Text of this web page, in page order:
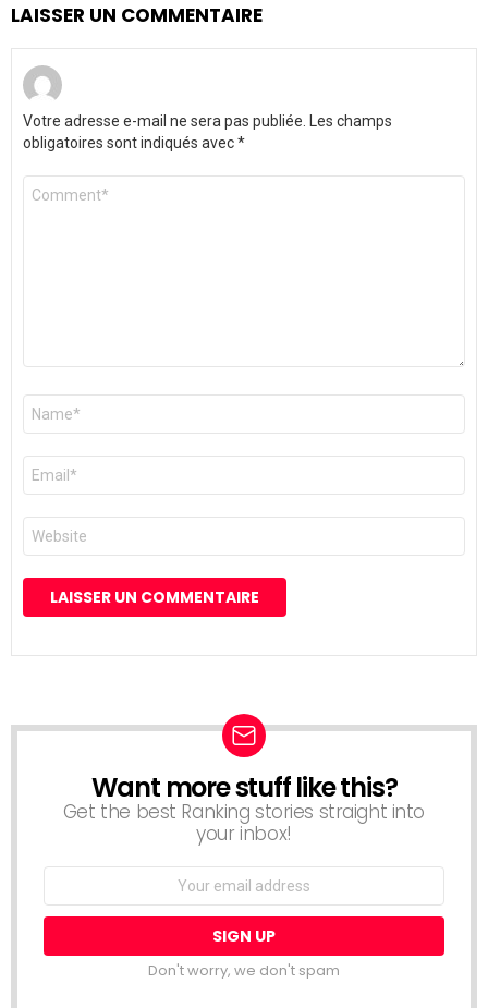
LAISSER UN COMMENTAIRE
Votre adresse e-mail ne sera pas publiée.
Les champs
obligatoires sont indiqués avec*
Commentaire
Nom
E-
mail
*
Site
web
NEWSLETTER
Want more stuff like this?
Get the best Ranking stories straight into
your inbox!
Email
Don't worry, we don't spam